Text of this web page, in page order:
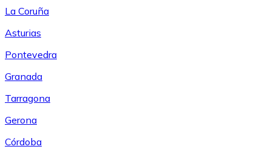
La Coruña
Asturias
Pontevedra
Granada
Tarragona
Gerona
Córdoba